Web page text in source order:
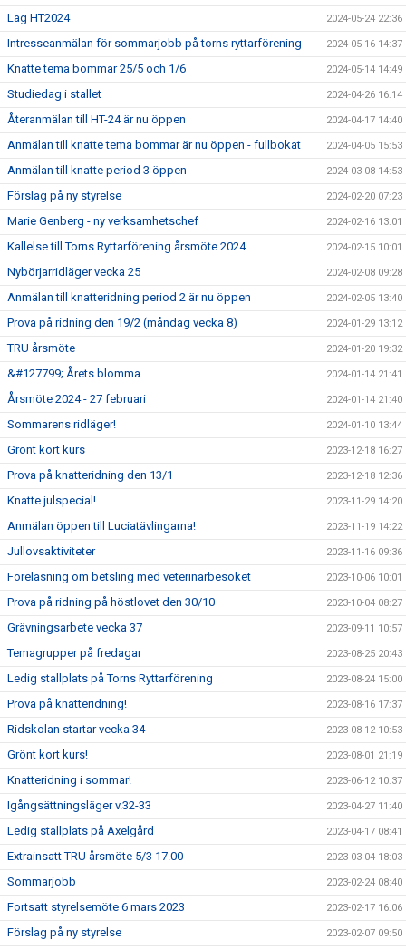
Lag HT2024 2024-05-24 22:36
Intresseanmälan för sommarjobb på torns ryttarförening 2024-05-16 14:37
Knatte tema bommar 25/5 och 1/6 2024-05-14 14:49
Studiedag i stallet 2024-04-26 16:14
Återanmälan till HT-24 är nu öppen 2024-04-17 14:40
Anmälan till knatte tema bommar är nu öppen - fullbokat 2024-04-05 15:53
Anmälan till knatte period 3 öppen 2024-03-08 14:53
Förslag på ny styrelse 2024-02-20 07:23
Marie Genberg - ny verksamhetschef 2024-02-16 13:01
Kallelse till Torns Ryttarförening årsmöte 2024 2024-02-15 10:01
Nybörjarridläger vecka 25 2024-02-08 09:28
Anmälan till knatteridning period 2 är nu öppen 2024-02-05 13:40
Prova på ridning den 19/2 (måndag vecka 8) 2024-01-29 13:12
TRU årsmöte 2024-01-20 19:32
&#127799; Årets blomma 2024-01-14 21:41
Årsmöte 2024 - 27 februari 2024-01-14 21:40
Sommarens ridläger! 2024-01-10 13:44
Grönt kort kurs 2023-12-18 16:27
Prova på knatteridning den 13/1 2023-12-18 12:36
Knatte julspecial! 2023-11-29 14:20
Anmälan öppen till Luciatävlingarna! 2023-11-19 14:22
Jullovsaktiviteter 2023-11-16 09:36
Föreläsning om betsling med veterinärbesöket 2023-10-06 10:01
Prova på ridning på höstlovet den 30/10 2023-10-04 08:27
Grävningsarbete vecka 37 2023-09-11 10:57
Temagrupper på fredagar 2023-08-25 20:43
Ledig stallplats på Torns Ryttarförening 2023-08-24 15:00
Prova på knatteridning! 2023-08-16 17:37
Ridskolan startar vecka 34 2023-08-12 10:53
Grönt kort kurs! 2023-08-01 21:19
Knatteridning i sommar! 2023-06-12 10:37
Igångsättningsläger v.32-33 2023-04-27 11:40
Ledig stallplats på Axelgård 2023-04-17 08:41
Extrainsatt TRU årsmöte 5/3 17.00 2023-03-04 18:03
Sommarjobb 2023-02-24 08:40
Fortsatt styrelsemöte 6 mars 2023 2023-02-17 16:06
Förslag på ny styrelse 2023-02-07 09:50